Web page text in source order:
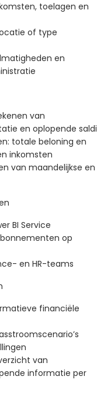
toelagen en
of type
en
van
en oplopende saldi
totale beloning en
inkomsten
van maandelijkse en
BI Service
op
en HR-teams
financiële
van
informatie per